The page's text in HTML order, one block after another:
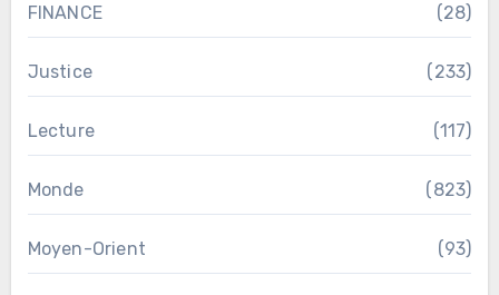
FINANCE (28)
Justice (233)
Lecture (117)
Monde (823)
Moyen-Orient (93)